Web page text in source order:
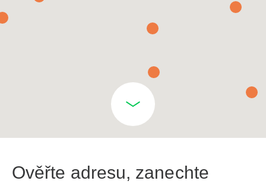
Ověřte adresu, zanechte